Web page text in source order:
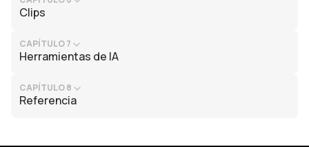
Clips
CAPÍTULO 7
Herramientas de IA
CAPÍTULO 8
Referencia